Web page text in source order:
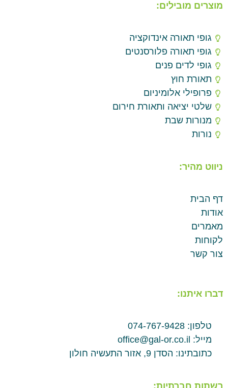
מוצרים מובילים:
גופי תאורה אינדוקציה
גופי תאורה פלורסנטים
גופי לדים פנים
תאורת חוץ
פרופילי אלומיניום
שלטי יציאה ותאורת חירום
מנורות שבת
נורות
ניווט מהיר:
דף הבית
אודות
מאמרים
לקוחות
צור קשר
דברו איתנו:
טלפון: 074-767-9428
מייל: office@gal-or.co.il
כתובתינו: הסדן 9, אזור התעשיה חולון